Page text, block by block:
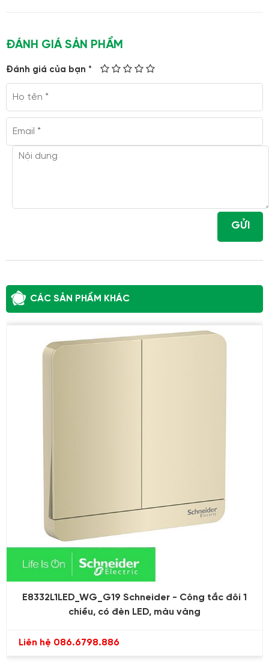
ĐÁNH GIÁ SẢN PHẨM
Đánh giá của bạn *
GỬI
CÁC SẢN PHẨM KHÁC
E8332L1LED_WG_G19 Schneider - Công tắc đôi 1
chiều, có đèn LED, màu vàng
Liên hệ 086.6798.886